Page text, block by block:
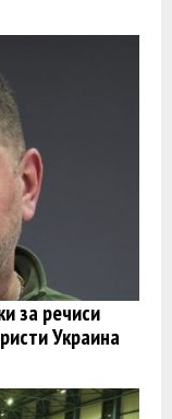
за речиси
Украина